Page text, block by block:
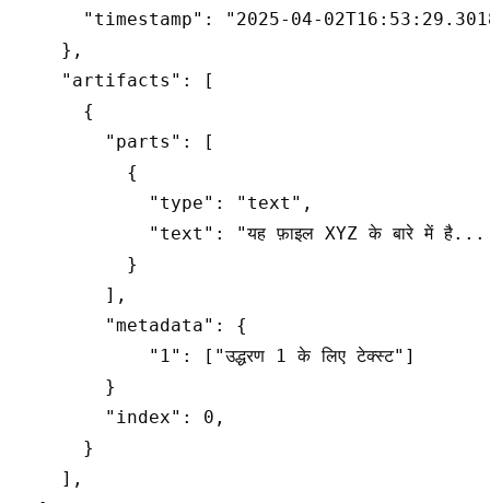
"timestamp": "2025-04-
    },
    "artifacts": [
      {
        "parts": [
          {
            "type": "text",
"text": "यह फ़ाइल XYZ के बारे में
          }
        ],
        "metadata": {
            "1": ["उद्धरण 1 के लिए टेक्स्ट"]
        }
        "index": 0,
      }
    ],